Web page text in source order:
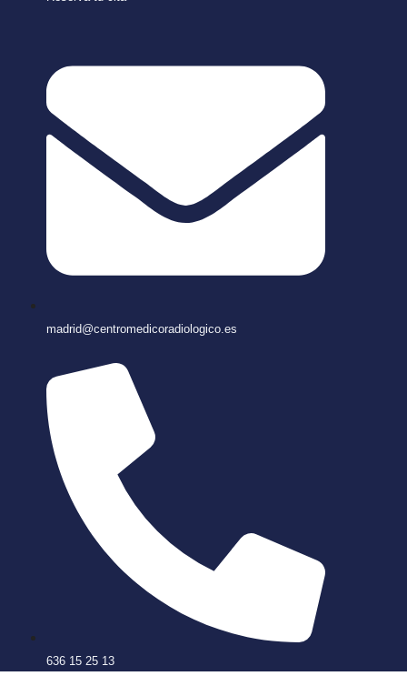
madrid@centromedicoradiologico.es
636 15 25 13